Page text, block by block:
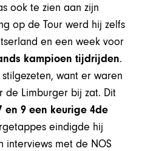
ook te zien aan zijn
op de Tour werd hij zelfs
en een week voor
kampioen tijdrijden.
want er waren
de Limburger bij zat. Dit
en 9 een keurige 4de
eindigde hij
interviews met de NOS